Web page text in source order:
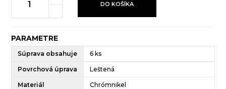
DO KOŠÍKA
PARAMETRE
Súprava obsahuje 6 ks
Povrchová úprava Leštená
Materiál Chrómnikel